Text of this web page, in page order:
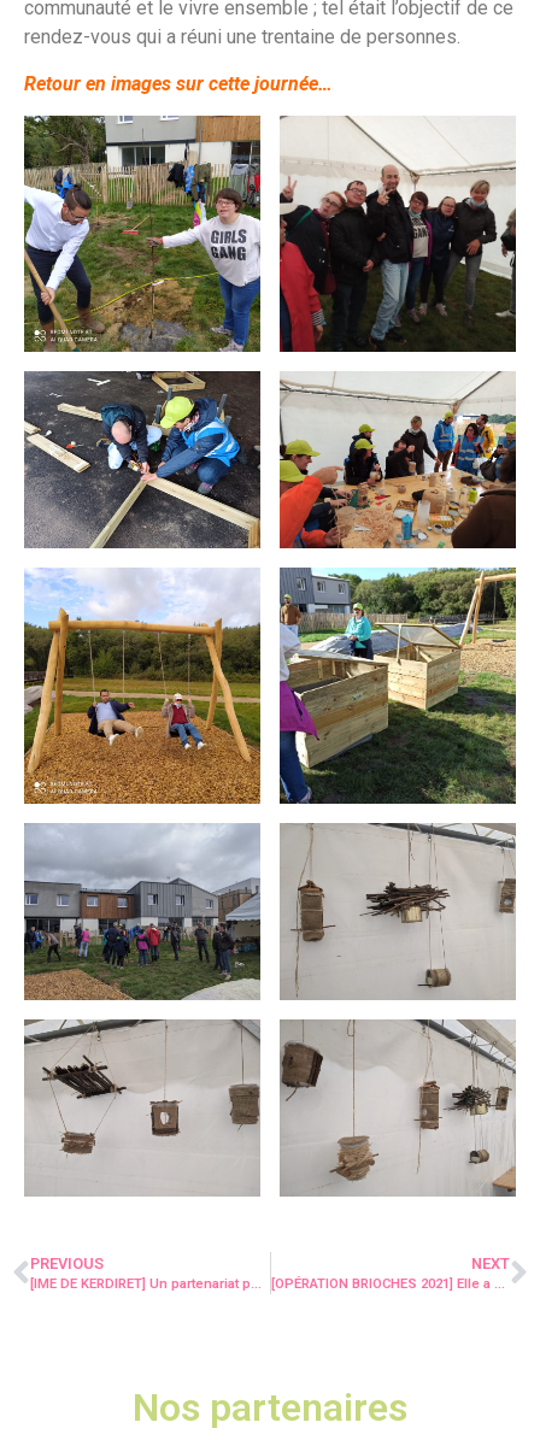
communauté et le vivre ensemble ; tel était l’objectif de ce
rendez-vous qui a réuni une trentaine de personnes.
Retour en images sur cette journée…
PREVIOUS
[IME DE KERDIRET] Un partenariat pérenne avec le SDIS !
NEXT
[OPÉRATION BRIOCHES 2021] Elle a débuté dans la bonne humeur, lundi 11 octobre !
Nos partenaires